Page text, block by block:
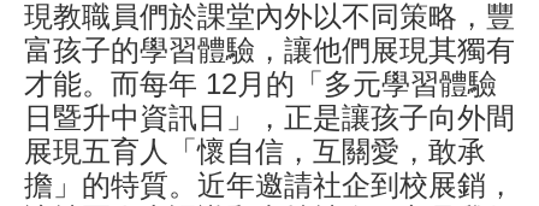
現教職員們於課堂內外以不同策略，豐
富孩子的學習體驗，讓他們展現其獨有
才能。而每年 12月的「多元學習體驗
日暨升中資訊日」，正是讓孩子向外間
展現五育人「懷自信，互關愛，敢承
擔」的特質。近年邀請社企到校展銷，